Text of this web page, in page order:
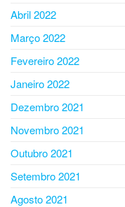
Abril 2022
Março 2022
Fevereiro 2022
Janeiro 2022
Dezembro 2021
Novembro 2021
Outubro 2021
Setembro 2021
Agosto 2021